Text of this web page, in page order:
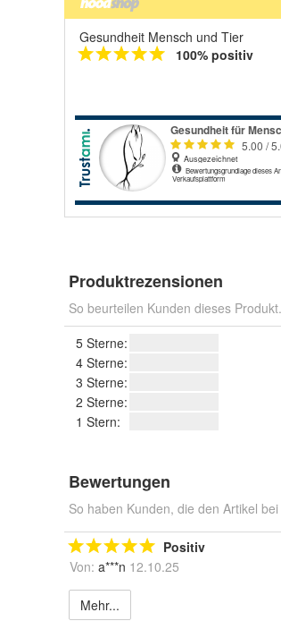
Gesundheit Mensch und Tier
100% positiv
Produktrezensionen
So beurteilen Kunden dieses Produkt.
5 Sterne:
4 Sterne:
3 Sterne:
2 Sterne:
1 Stern:
Bewertungen
So haben Kunden, die den Artikel
Positiv
Von: a***n 12.10.25
Mehr...